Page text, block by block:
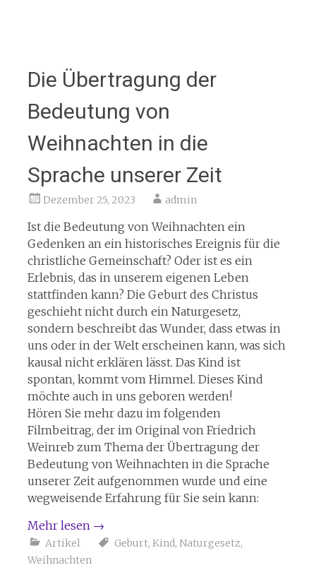
Die Übertragung der
Bedeutung von
Weihnachten in die
Sprache unserer Zeit
Dezember 25, 2023 admin
Ist die Bedeutung von Weihnachten ein
Gedenken an ein historisches Ereignis für die
christliche Gemeinschaft? Oder ist es ein
Erlebnis, das in unserem eigenen Leben
stattfinden kann? Die Geburt des Christus
geschieht nicht durch ein Naturgesetz,
sondern beschreibt das Wunder, dass etwas in
uns oder in der Welt erscheinen kann, was sich
kausal nicht erklären lässt. Das Kind ist
spontan, kommt vom Himmel. Dieses Kind
möchte auch in uns geboren werden!
Hören Sie mehr dazu im folgenden
Filmbeitrag, der im Original von Friedrich
Weinreb zum Thema der Übertragung der
Bedeutung von Weihnachten in die Sprache
unserer Zeit aufgenommen wurde und eine
wegweisende Erfahrung für Sie sein kann:
Mehr lesen →
Artikel Geburt, Kind, Naturgesetz,
Weihnachten